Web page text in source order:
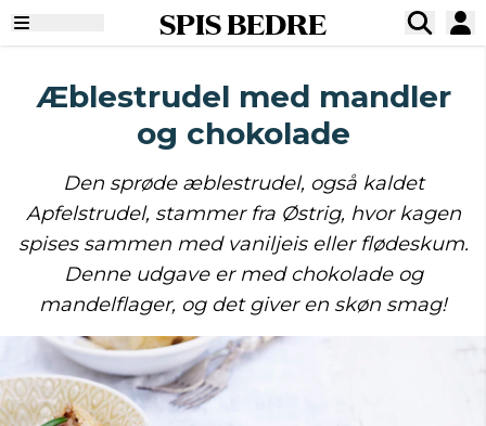
SPIS BEDRE
Æblestrudel med mandler
og chokolade
Den sprøde æblestrudel, også kaldet
Apfelstrudel, stammer fra Østrig, hvor kagen
spises sammen med vaniljeis eller flødeskum.
Denne udgave er med chokolade og
mandelflager, og det giver en skøn smag!